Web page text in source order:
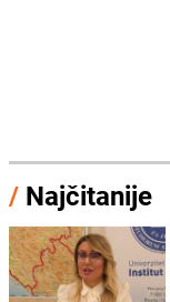
/ Najčitanije